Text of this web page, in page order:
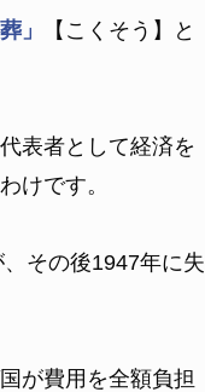
」
【こくそう】と
表者として経済を
けです。
その後1947年に失
が費用を全額負担